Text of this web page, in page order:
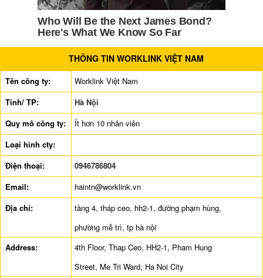
THÔNG TIN WORKLINK VIỆT NAM
Tên công ty:
Worklink Việt Nam
Tỉnh/ TP:
Hà Nội
Quy mô công ty:
Ít hơn 10 nhân viên
Loại hình cty:
Điện thoại:
0946786804
Email:
haintn@worklink.vn
Địa chỉ:
tầng 4, tháp ceo, hh2-1, đường phạm hùng,
phường mễ trì, tp hà nội
Address:
4th Floor, Thap Ceo, HH2-1, Pham Hung
Street, Me Tri Ward, Ha Noi City